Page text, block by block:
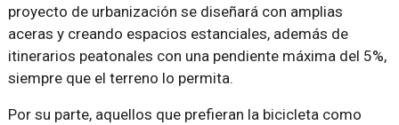
proyecto de urbanización se diseñará con amplias
aceras y creando espacios estanciales, además de
itinerarios peatonales con una pendiente máxima del 5%,
siempre que el terreno lo permita.
Por su parte, aquellos que prefieran la bicicleta como